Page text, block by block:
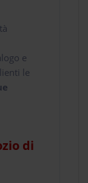
e
le
di